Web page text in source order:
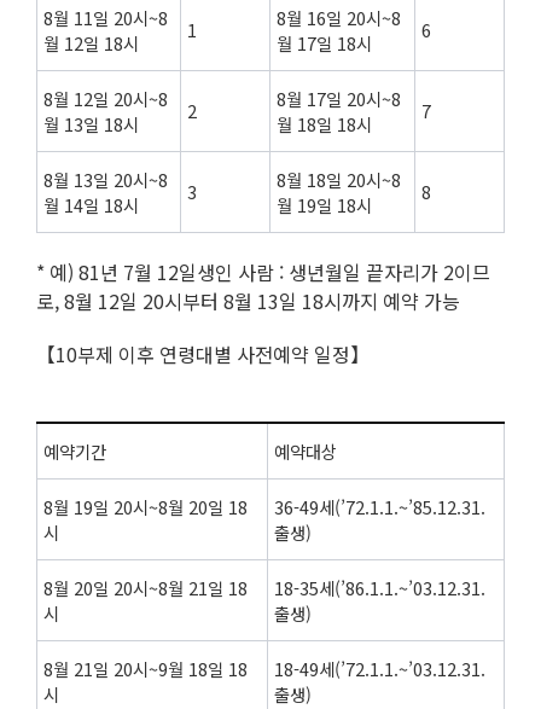
8월 11일 20시~8
월 12일 18시
1
8월 16일 20시~8
월 17일 18시
6
8월 12일 20시~8
월 13일 18시
2
8월 17일 20시~8
월 18일 18시
7
8월 13일 20시~8
월 14일 18시
3
8월 18일 20시~8
월 19일 18시
8
* 예) 81년 7월 12일생인 사람 : 생년월일 끝자리가 2이므
로, 8월 12일 20시부터 8월 13일 18시까지 예약 가능
【10부제 이후 연령대별 사전예약 일정】
예약기간 예약대상
8월 19일 20시~8월 20일 18
시
36-49세(’72.1.1.~’85.12.31.
출생)
8월 20일 20시~8월 21일 18
시
18-35세(’86.1.1.~’03.12.31.
출생)
8월 21일 20시~9월 18일 18
시
18-49세(’72.1.1.~’03.12.31.
출생)